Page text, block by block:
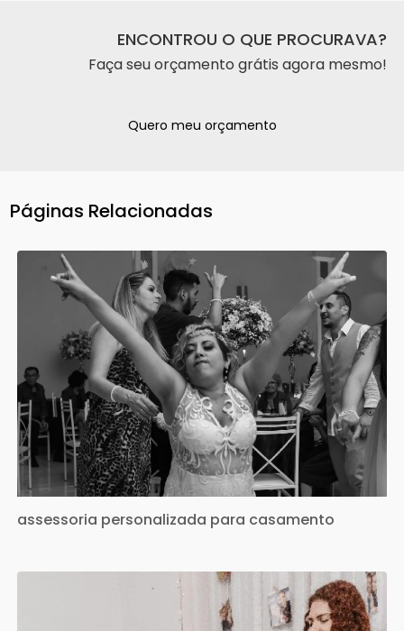
ENCONTROU O QUE PROCURAVA?
Faça seu orçamento grátis agora mesmo!
Quero meu orçamento
Páginas Relacionadas
assessoria personalizada para casamento